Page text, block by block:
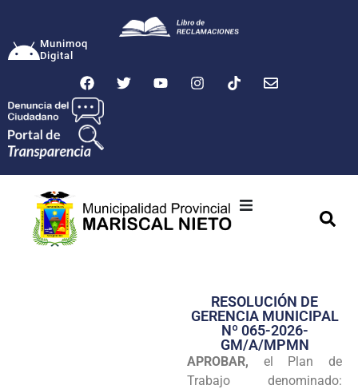
Munimoq
Digital
Transparencia
Seguridad
Programas
RESOLUCIÓN DE
GERENCIA MUNICIPAL
Nº 065-2026-
GM/A/MPMN
APROBAR, el Plan de
Trabajo denominado: